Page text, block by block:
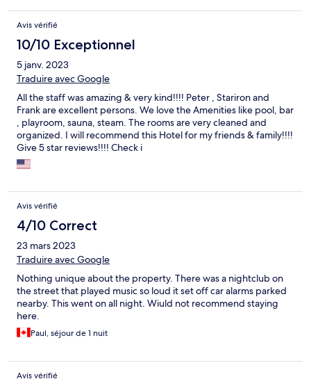
Avis vérifié
10/10 Exceptionnel
5 janv. 2023
Traduire avec Google
All the staff was amazing & very kind!!!! Peter , Stariron and
Frank are excellent persons. We love the Amenities like pool, bar
, playroom, sauna, steam. The rooms are very cleaned and
organized. I will recommend this Hotel for my friends & family!!!!
Give 5 star reviews!!!! Check i
Avis vérifié
4/10 Correct
23 mars 2023
Traduire avec Google
Nothing unique about the property. There was a nightclub on
the street that played music so loud it set off car alarms parked
nearby. This went on all night. Wiuld not recommend staying
here.
Paul, séjour de 1 nuit
Avis vérifié